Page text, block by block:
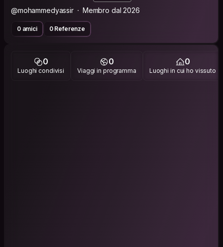
@mohammedyassir Membro dal 2026
0 amici 0 Referenze
0
Luoghi condivisi
0
Viaggi in programma
0
Luoghi in cui ho vissuto